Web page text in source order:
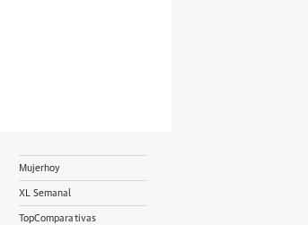
Mujerhoy
XL Semanal
TopComparativas